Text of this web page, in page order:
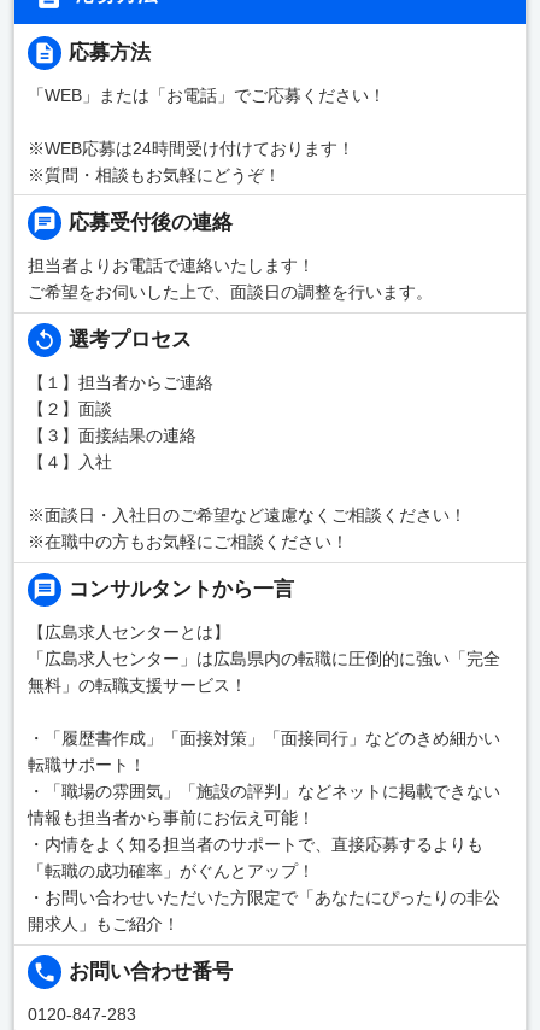
応募方法
「WEB」または「お電話」でご応募ください！
※WEB応募は24時間受け付けております！
※質問・相談もお気軽にどうぞ！
応募受付後の連絡
担当者よりお電話で連絡いたします！
ご希望をお伺いした上で、面談日の調整を行います。
選考プロセス
【１】担当者からご連絡
【２】面談
【３】面接結果の連絡
【４】入社
※面談日・入社日のご希望など遠慮なくご相談ください！
※在職中の方もお気軽にご相談ください！
コンサルタントから一言
【広島求人センターとは】
「広島求人センター」は広島県内の転職に圧倒的に強い「完全
無料」の転職支援サービス！
・「履歴書作成」「面接対策」「面接同行」などのきめ細かい
転職サポート！
・「職場の雰囲気」「施設の評判」などネットに掲載できない
情報も担当者から事前にお伝え可能！
・内情をよく知る担当者のサポートで、直接応募するよりも
「転職の成功確率」がぐんとアップ！
・お問い合わせいただいた方限定で「あなたにぴったりの非公
開求人」もご紹介！
お問い合わせ番号
0120-847-283